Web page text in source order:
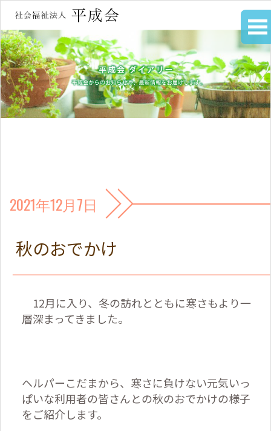
2021年12月7日
秋のおでかけ
12月に入り、冬の訪れとともに寒さもより一
層深まってきました。
ヘルパーこだまから、寒さに負けない元気いっ
ぱいな利用者の皆さんとの秋のおでかけの様子
をご紹介します。